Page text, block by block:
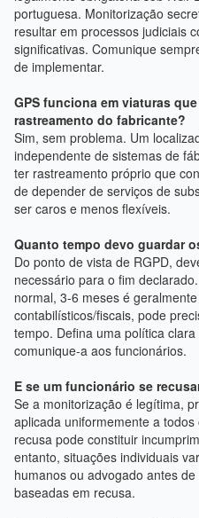
portuguesa. Monitorização
resultar em processos judiciais
significativas. Comunique
de implementar.
GPS funciona em viaturas
rastreamento do fabricante?
Sim, sem problema. Um
independente de sistemas de
ter rastreamento próprio que
de depender de serviços de
ser caros e menos flexíveis.
Quanto tempo devo guardar
Do ponto de vista de RGPD,
necessário para o fim
normal, 3-6 meses é
contabilísticos/fiscais, pode
tempo. Defina uma política
comunique-a aos funcionários.
E se um funcionário se
Se a monitorização é legítima,
aplicada uniformemente a
recusa pode constituir
entanto, situações individuais
humanos ou advogado antes
baseadas em recusa.